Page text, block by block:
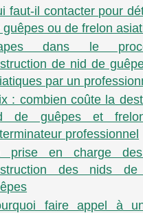
faut-il contacter pour
guêpes ou de frelon
dans le
de nid de
par un
: combien coûte la
de guêpes et
professionnel
prise en charge
des nids
faire appel à